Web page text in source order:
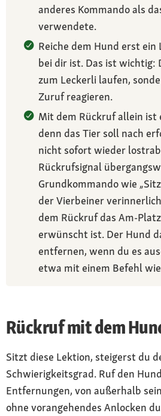
anderes Kommando als
verwendete.
Reiche dem Hund erst
bei dir ist. Das ist wichtig:
zum Leckerli laufen,
Zuruf reagieren.
Mit dem Rückruf allein ist
denn das Tier soll nach
nicht sofort wieder
Rückrufsignal
Grundkommando wie
der Vierbeiner
dem Rückruf das Am-
erwünscht ist. Der Hund
entfernen, wenn du es
etwa mit einem Befehl wie
Rückruf mit dem
Sitzt diese Lektion, steigerst du
Schwierigkeitsgrad. Ruf den
Entfernungen, von außerhalb
ohne vorangehendes Anlocken